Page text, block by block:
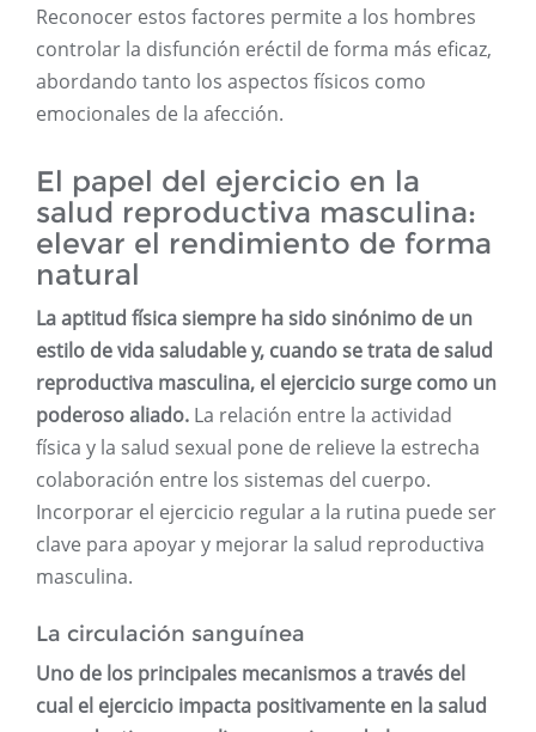
Reconocer estos factores permite a los hombres
controlar la disfunción eréctil de forma más eficaz,
abordando tanto los aspectos físicos como
emocionales de la afección.
El papel del ejercicio en la
salud reproductiva masculina:
elevar el rendimiento de forma
natural
La aptitud física siempre ha sido sinónimo de un
estilo de vida saludable y, cuando se trata de salud
reproductiva masculina, el ejercicio surge como un
poderoso aliado. La relación entre la actividad
física y la salud sexual pone de relieve la estrecha
colaboración entre los sistemas del cuerpo.
Incorporar el ejercicio regular a la rutina puede ser
clave para apoyar y mejorar la salud reproductiva
masculina.
La circulación sanguínea
Uno de los principales mecanismos a través del
cual el ejercicio impacta positivamente en la salud